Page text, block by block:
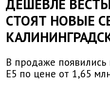
ДЕШЕВЛЕ
СТОЯТ НОВЫЕ
В продаже
E5 по цене от 1,65